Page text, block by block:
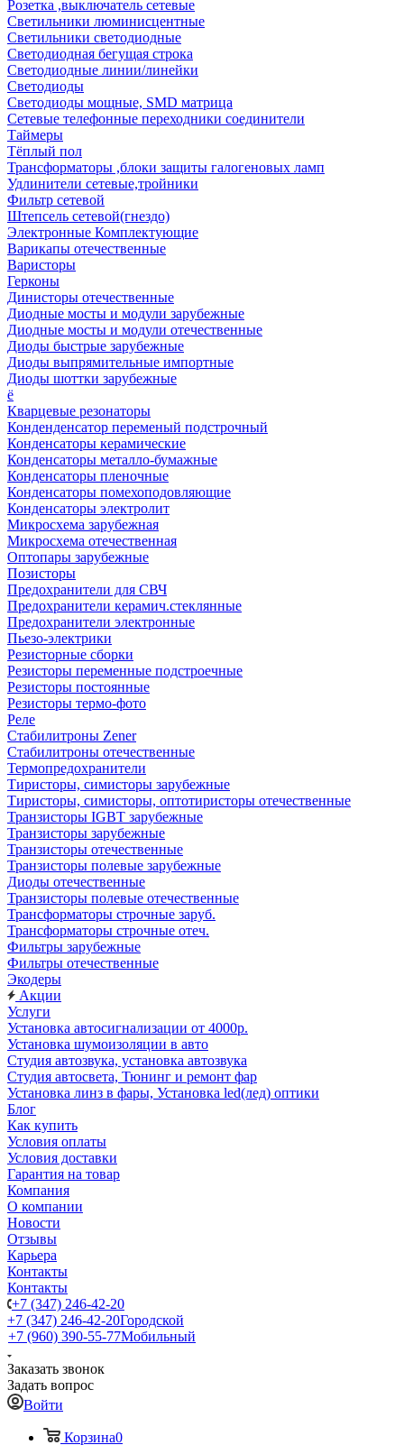
Розетка ,выключатель сетевые
Светильники люминисцентные
Светильники светодиодные
Светодиодная бегущая строка
Светодиодные линии/линейки
Светодиоды
Светодиоды мощные, SMD матрица
Сетевые телефонные переходники соединители
Таймеры
Тёплый пол
Трансформаторы ,блоки защиты галогеновых ламп
Удлинители сетевые,тройники
Фильтр сетевой
Штепсель сетевой(гнездо)
Электронные Комплектующие
Варикапы отечественные
Варисторы
Герконы
Динисторы отечественные
Диодные мосты и модули зарубежные
Диодные мосты и модули отечественные
Диоды быстрые зарубежные
Диоды выпрямительные импортные
Диоды шоттки зарубежные
ё
Кварцевые резонаторы
Конденденсатор переменый подстрочный
Конденсаторы керамические
Конденсаторы металло-бумажные
Конденсаторы пленочные
Конденсаторы помехоподовляющие
Конденсаторы электролит
Микросхема зарубежная
Микросхема отечественная
Оптопары зарубежные
Позисторы
Предохранители для СВЧ
Предохранители керамич.стеклянные
Предохранители электронные
Пьезо-электрики
Резисторные сборки
Резисторы переменные подстроечные
Резисторы постоянные
Резисторы термо-фото
Реле
Стабилитроны Zener
Стабилитроны отечественные
Термопредохранители
Тиристоры, симисторы зарубежные
Тиристоры, симисторы, оптотиристоры отечественные
Транзисторы IGBT зарубежные
Транзисторы зарубежные
Транзисторы отечественные
Транзисторы полевые зарубежные
Диоды отечественные
Транзисторы полевые отечественные
Трансформаторы строчные заруб.
Трансформаторы строчные отеч.
Фильтры зарубежные
Фильтры отечественные
Экодеры
Акции
Услуги
Установка автосигнализации от 4000р.
Установка шумоизоляции в авто
Студия автозвука, установка автозвука
Студия автосвета, Тюнинг и ремонт фар
Установка линз в фары, Установка led(лед) оптики
Блог
Как купить
Условия оплаты
Условия доставки
Гарантия на товар
Компания
О компании
Новости
Отзывы
Карьера
Контакты
Контакты
+7 (347) 246-42-20
+7 (347) 246-42-20Городской
+7 (960) 390-55-77Мобильный
Заказать звонок
Задать вопрос
Войти
Корзина0